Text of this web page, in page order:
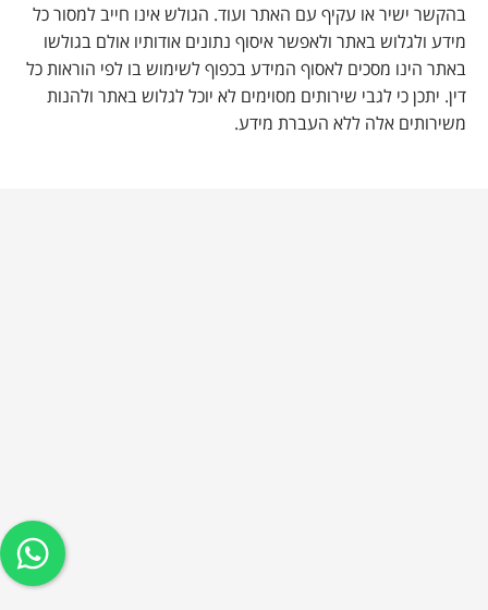
בהקשר ישיר או עקיף עם האתר ועוד. הגולש אינו חייב למסור כל
מידע ולגלוש באתר ולאפשר איסוף נתונים אודותיו אולם בגולשו
באתר הינו מסכים לאסוף המידע בכפוף לשימוש בו לפי הוראות כל
דין. יתכן כי לגבי שירותים מסוימים לא יוכל לגלוש באתר ולהנות
משירותים אלה ללא העברת מידע.